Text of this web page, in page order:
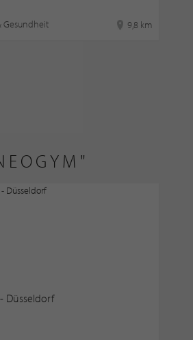
Gesundheit 9,8 km
Düsseldorf